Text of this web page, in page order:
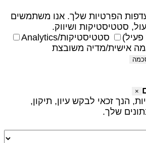
הפרטיות שלך. אנו משתמשים
סטטיסטיקות ושיווק.
סטטיסטיקות/Analytics
אישית/מדיה משובצת
×
הנך זכאי לבקש עיון, תיקון,
שלך.